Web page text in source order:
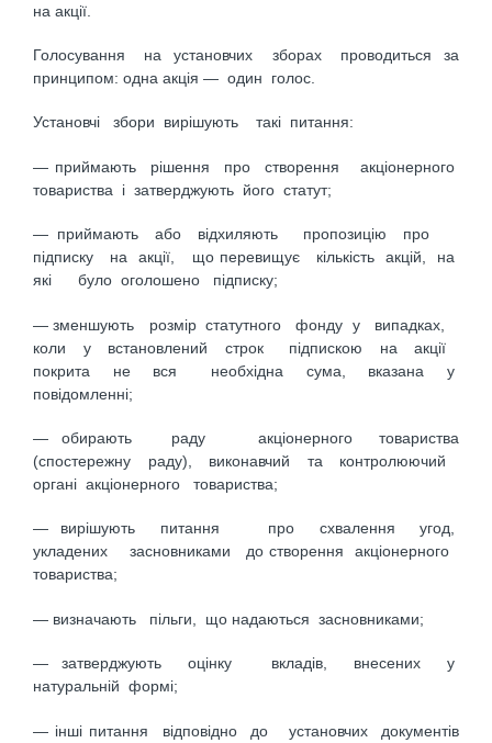
на акції.
Голосування на установчих зборах проводиться за
принципом: одна акція — один голос.
Установчі збори вирішують такі питання:
— приймають рішення про створення акціонерного
товариства і затверджують його статут;
— приймають або відхиляють пропозицію про
підписку на акції, що перевищує кількість акцій, на
які було оголошено підписку;
— зменшують розмір статутного фонду у випадках,
коли у встановлений строк підпискою на акції
покрита не вся необхідна сума, вказана у
повідомленні;
— обирають раду акціонерного товариства
(спостережну раду), виконавчий та контролюючий
органі акціонерного товариства;
— вирішують питання про схвалення угод,
укладених засновниками до створення акціонерного
товариства;
— визначають пільги, що надаються засновниками;
— затверджують оцінку вкладів, внесених у
натуральній формі;
— інші питання відповідно до установчих документів